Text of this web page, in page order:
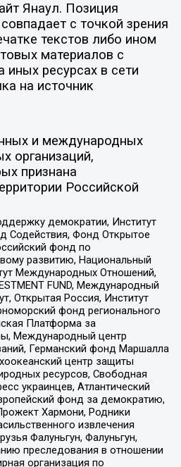
Янаул. Позиция
с точкой зрения
текстов либо ином
материалов с
иных ресурсах в сети
на источник
и международных
организаций,
признана
Российской
демократии, Институт
Содействия, Фонд Открытое
фонд по
развитию, Национальный
Международных Отношений,
FUND, Международный
Открытая Россия, Институт
фонд регионального
Платформа за
Международный центр
Германский фонд Маршалла
центр защиты
ресурсов, Свободная
украинцев, Атлантический
фонд за демократию,
Хармони, Родники
извлечения
Фалуньгун, Фалуньгун,
преследования в отношении
организация по